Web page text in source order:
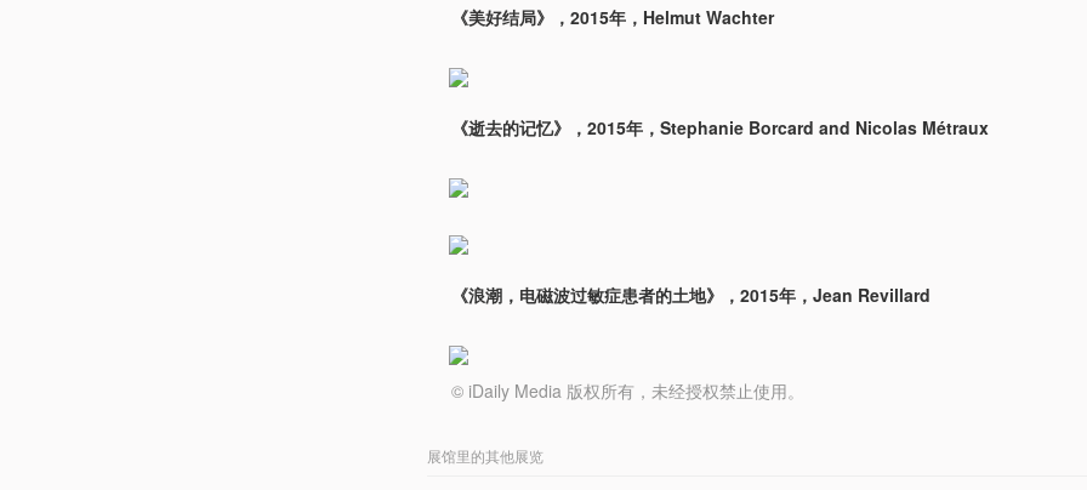
《美好结局》，2015年，Helmut Wachter
《逝去的记忆》，2015年，Stephanie Borcard and Nicolas Métraux
《浪潮，电磁波过敏症患者的土地》，2015年，Jean Revillard
© iDaily Media 版权所有，未经授权禁止使用。
展馆里的其他展览